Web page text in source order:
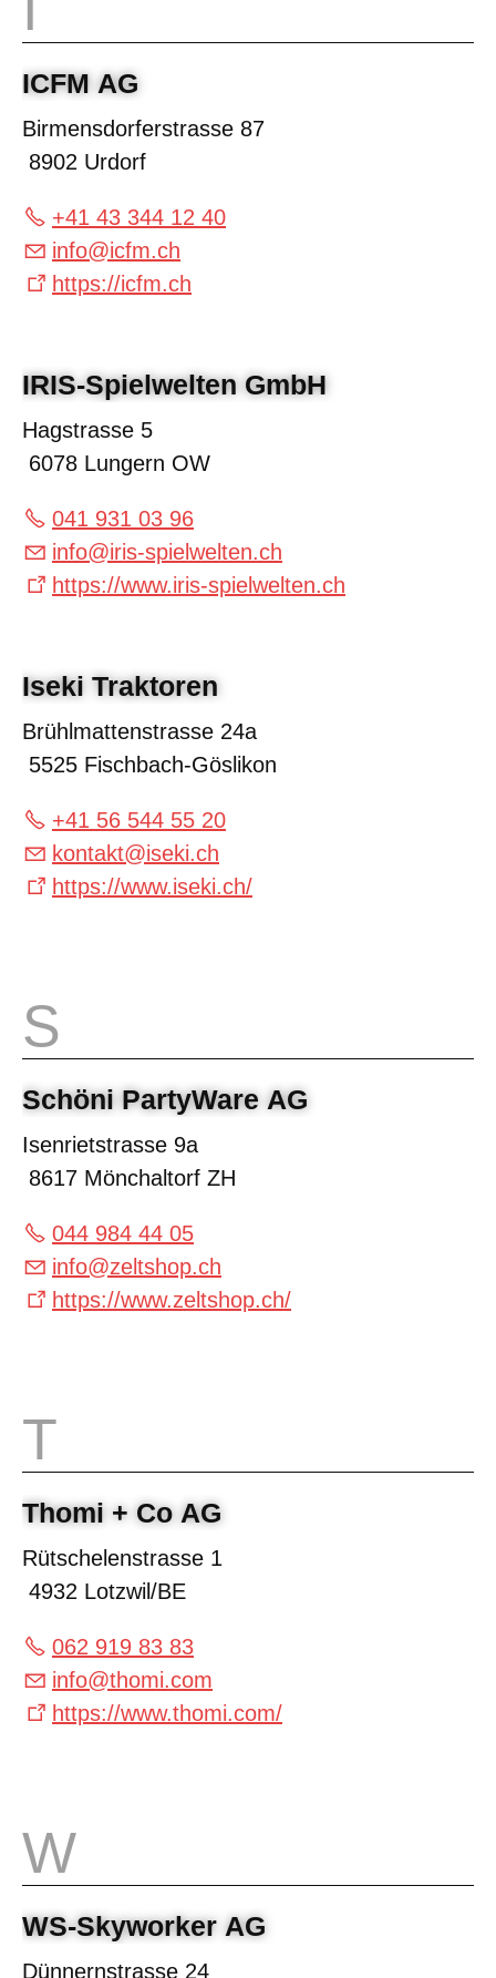
ICFM AG
Birmensdorferstrasse 87
8902 Urdorf
+41 43 344 12 40
info@icfm.ch
https://icfm.ch
IRIS-Spielwelten GmbH
Hagstrasse 5
6078 Lungern OW
041 931 03 96
info@iris-spielwelten.ch
https://www.iris-spielwelten.ch
Iseki Traktoren
Brühlmattenstrasse 24a
5525 Fischbach-Göslikon
+41 56 544 55 20
kontakt@iseki.ch
https://www.iseki.ch/
Schöni PartyWare AG
Isenrietstrasse 9a
8617 Mönchaltorf ZH
044 984 44 05
info@zeltshop.ch
https://www.zeltshop.ch/
Thomi + Co AG
Rütschelenstrasse 1
4932 Lotzwil/BE
062 919 83 83
info@thomi.com
https://www.thomi.com/
WS-Skyworker AG
Dünnernstrasse 24